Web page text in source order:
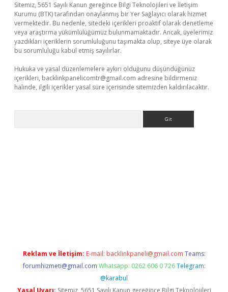
Sitemiz, 5651 Sayılı Kanun gereğince Bilgi Teknolojileri ve İletişim
Kurumu (BTK) tarafından onaylanmış bir Yer Sağlayıcı olarak hizmet
vermektedir. Bu nedenle, sitedeki içerikleri proaktif olarak denetleme
veya araştırma yükümlülüğümüz bulunmamaktadır. Ancak, üyelerimiz
yazdıkları içeriklerin sorumluluğunu taşımakta olup, siteye üye olarak
bu sorumluluğu kabul etmiş sayılırlar.
Hukuka ve yasal düzenlemelere aykırı olduğunu düşündüğünüz
içerikleri, backlinkpanelicomtr@gmail.com adresine bildirmeniz
halinde, ilgili içerikler yasal süre içerisinde sitemizden kaldırılacaktır.
Reklam ve İletişim: E-mail: backlinkpaneli@gmail.com Teams:
forumhizmeti@gmail.com Whatsapp: 0262 606 0 726 Telegram:
@karabul
Yasal Uyarı: Sitemiz, 5651 Sayılı Kanun gereğince Bilgi Teknolojileri